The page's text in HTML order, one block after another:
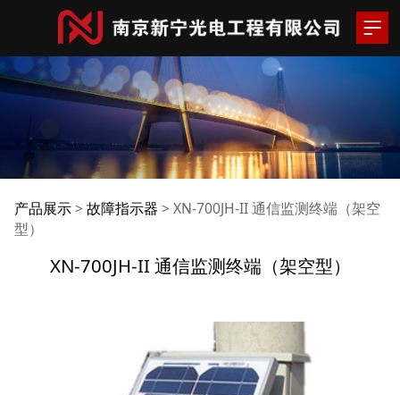
XN-700JH-II 通信监测
终端（架空型）
产品展示> 故障指示器 > XN-700JH-II 通信监测终端（架空
型）
XN-700JH-II 通信监测终端（架空型）